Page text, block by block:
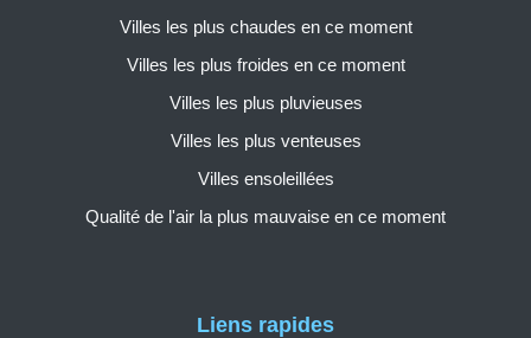
Liens rapides
Villes les plus chaudes en ce moment
Villes les plus froides en ce moment
Villes les plus pluvieuses
Villes les plus venteuses
Villes ensoleillées
Qualité de l'air la plus mauvaise en ce moment